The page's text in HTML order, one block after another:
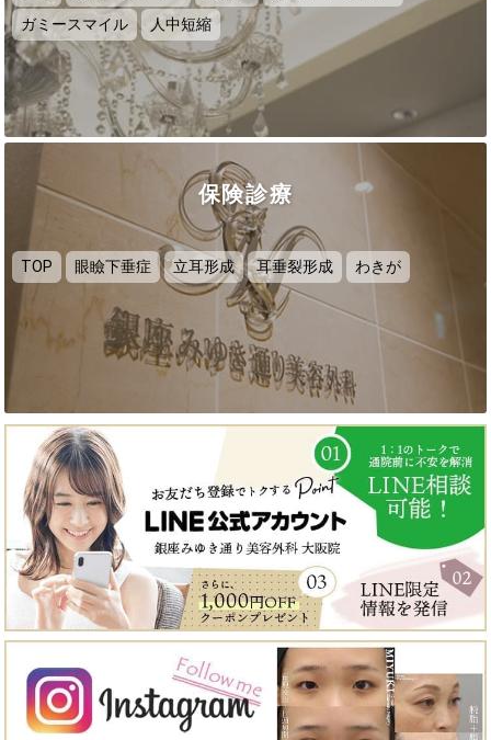
ガミースマイル
人中短縮
保険診療
TOP 眼瞼下垂症 立耳形成 耳垂裂形成 わきが